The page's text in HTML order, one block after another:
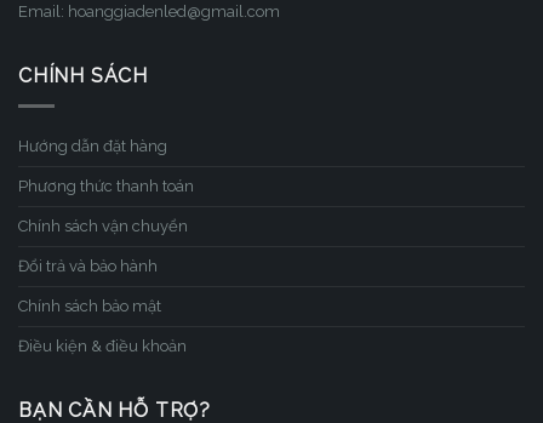
Email: hoanggiadenled@gmail.com
CHÍNH SÁCH
Hướng dẫn đặt hàng
Phương thức thanh toán
Chính sách vận chuyển
Đổi trả và bảo hành
Chính sách bảo mật
Điều kiện & điều khoản
BẠN CẦN HỖ TRỢ?